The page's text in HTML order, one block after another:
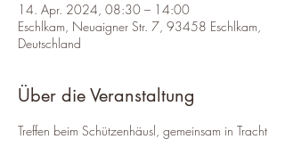
14. Apr. 2024, 08:30 – 14:00
Eschlkam, Neuaigner Str. 7, 93458 Eschlkam,
Deutschland
Über die Veranstaltung
Treffen beim Schützenhäusl, gemeinsam in Tracht